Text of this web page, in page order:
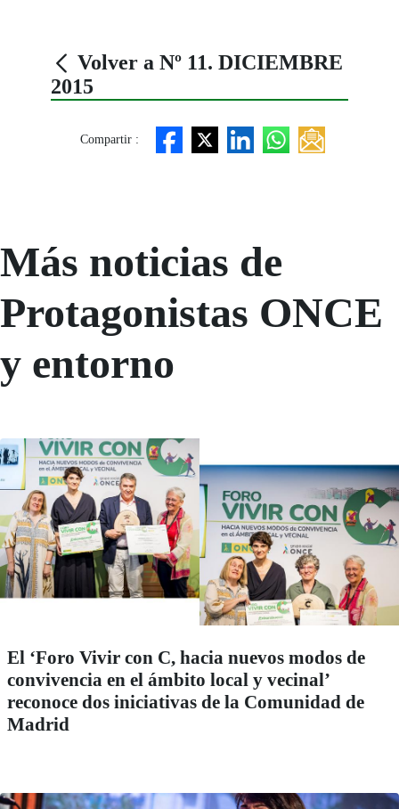
Volver a Nº 11. DICIEMBRE
2015
Compartir :
Más noticias de
Protagonistas ONCE
y entorno
El ‘Foro Vivir con C, hacia nuevos modos de
convivencia en el ámbito local y vecinal’
reconoce dos iniciativas de la Comunidad de
Madrid